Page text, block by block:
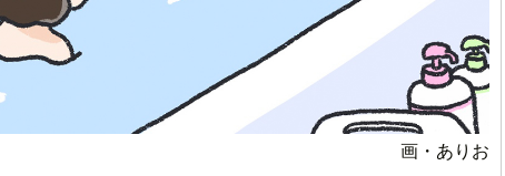
画・ありお